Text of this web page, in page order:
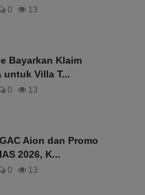
0 13
Bayarkan Klaim
untuk Villa T...
0 13
Aion dan Promo
2026, K...
0 13